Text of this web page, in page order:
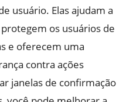
usuário. Elas ajudam a
os usuários de
e oferecem uma
contra ações
janelas de confirmação